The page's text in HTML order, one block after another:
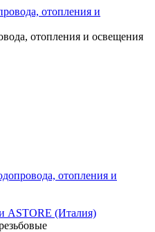
отопления и освещения
отопления и
ASTORE (Италия)